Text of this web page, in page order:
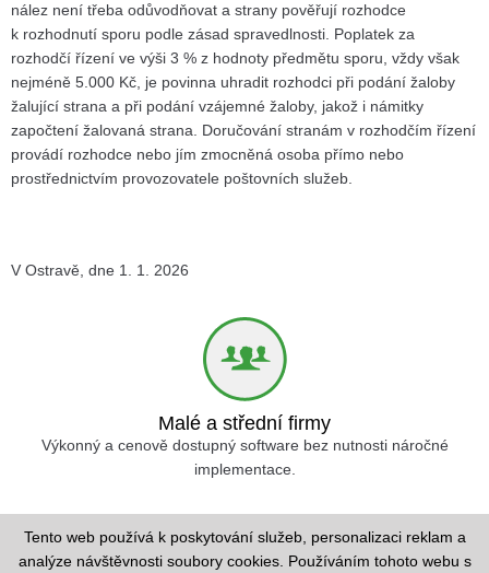
nález není třeba odůvodňovat a strany pověřují rozhodce
k rozhodnutí sporu podle zásad spravedlnosti. Poplatek za
rozhodčí řízení ve výši 3 % z hodnoty předmětu sporu, vždy však
nejméně 5.000 Kč, je povinna uhradit rozhodci při podání žaloby
žalující strana a při podání vzájemné žaloby, jakož i námitky
započtení žalovaná strana. Doručování stranám v rozhodčím řízení
provádí rozhodce nebo jím zmocněná osoba přímo nebo
prostřednictvím provozovatele poštovních služeb.
V Ostravě, dne 1. 1. 2026
Malé a střední firmy
Výkonný a cenově dostupný software bez nutnosti náročné
implementace.
Tento web používá k poskytování služeb, personalizaci reklam a
analýze návštěvnosti soubory cookies. Používáním tohoto webu s